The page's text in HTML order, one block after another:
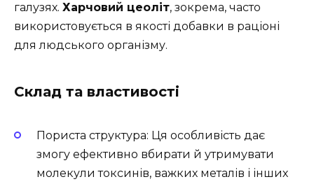
галузях. Харчовий цеоліт, зокрема, часто
використовується в якості добавки в раціоні
для людського організму.
Склад та властивості
Пориста структура: Ця особливість дає
змогу ефективно вбирати й утримувати
молекули токсинів, важких металів і інших